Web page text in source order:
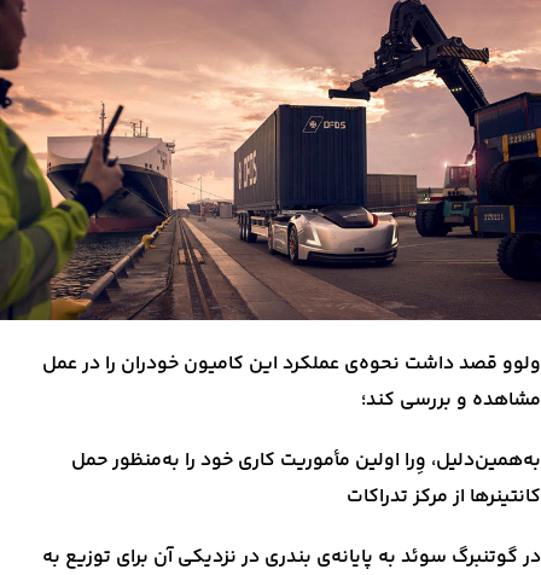
ولوو قصد داشت نحوه‌ی عملکرد این کامیون خودران را در عمل
مشاهده و بررسی کند؛
به‌همین‌دلیل، وِرا اولین مأموریت کاری خود را به‌منظور حمل
کانتینرها از مرکز تدراکات
در گوتنبرگ سوئد به پایانه‌ی بندری در نزدیکی آن برای توزیع به